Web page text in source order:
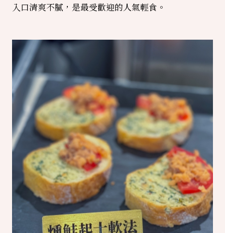
入口清爽不膩，是最受歡迎的人氣輕食。